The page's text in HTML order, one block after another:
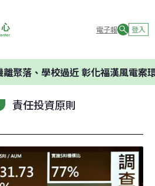
電子報 登入
落、學校過近 彰化福漢風電案環
責任投資原則